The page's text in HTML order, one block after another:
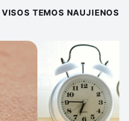
VISOS TEMOS NAUJIENOS